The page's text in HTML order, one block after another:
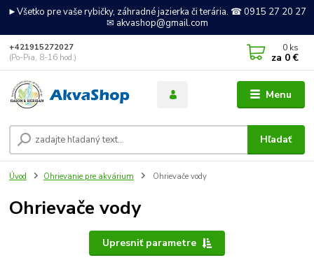
►Všetko pre vaše rybičky, záhradné jazierka či terária. ☎ 0915 27 20 27
✉ akvashop@gmail.com
Menu
Hľadať
+421915272027
(Po-Pia, 8-16 hod.)
0 ks
za 0 €
Úvod Ohrievanie pre akvárium Ohrievače vody
Ohrievače vody
Upresniť parametre